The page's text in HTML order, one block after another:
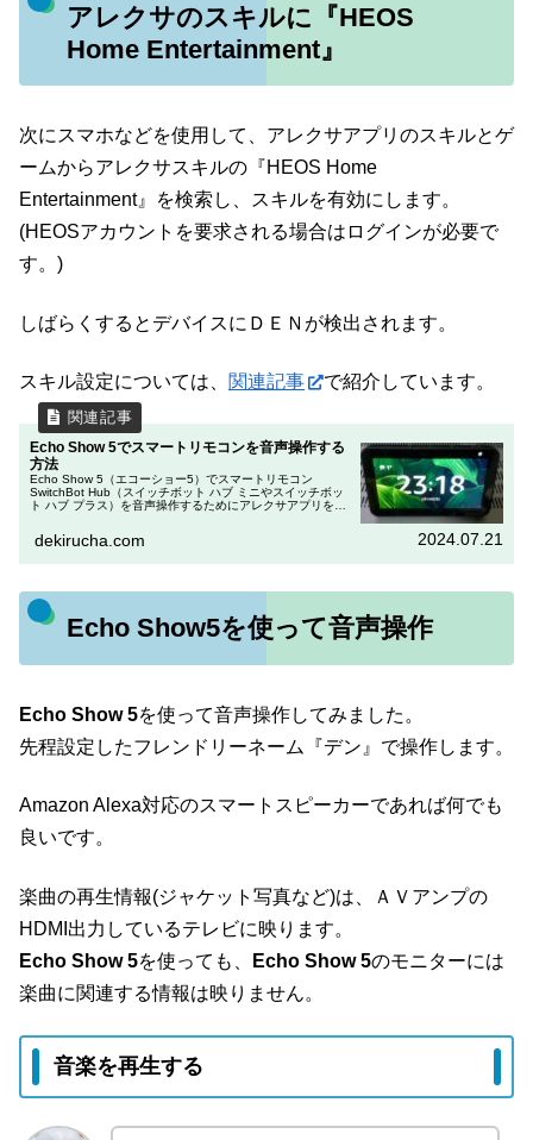
アレクサのスキルに『HEOS
Home Entertainment』
次にスマホなどを使用して、アレクサアプリのスキルとゲ
ームからアレクサスキルの『HEOS Home
Entertainment』を検索し、スキルを有効にします。
(HEOSアカウントを要求される場合はログインが必要で
す。)
しばらくするとデバイスにＤＥＮが検出されます。
スキル設定については、 関連記事 で紹介しています。
Echo Show 5でスマートリモコンを音声操作する
方法
Echo Show 5（エコーショー5）でスマートリモコン
SwitchBot Hub（スイッチボット ハブ ミニやスイッチボッ
ト ハブ プラス）を音声操作するためにアレクサアプリを設
dekirucha.com 2024.07.21
Echo Show5を使って音声操作
Echo Show 5を使って音声操作してみました。
先程設定したフレンドリーネーム『デン』で操作します。
Amazon Alexa対応のスマートスピーカーであれば何でも
良いです。
楽曲の再生情報(ジャケット写真など)は、ＡＶアンプの
HDMI出力しているテレビに映ります。
Echo Show 5を使っても、 Echo Show 5のモニターには
楽曲に関連する情報は映りません。
音楽を再生する